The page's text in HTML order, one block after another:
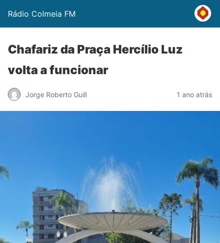
Rádio Colmeia FM
Chafariz da Praça Hercílio Luz
volta a funcionar
Jorge Roberto Guill 1 ano atrás